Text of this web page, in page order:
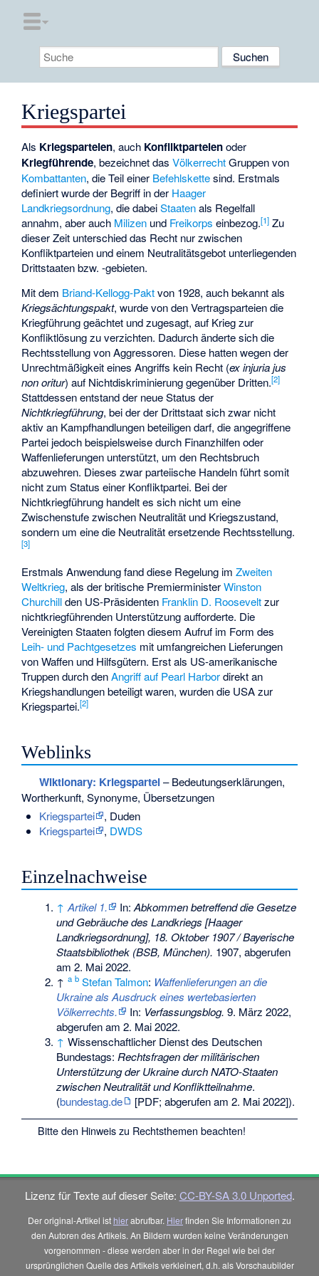
Kriegspartei
Als Kriegsparteien, auch Konfliktparteienoder
Kriegführende, bezeichnet dasVölkerrechtGruppen von
Kombattanten, die Teil einer Befehlskettesind. Erstmals
definiert wurde der Begriff in der Haager
Landkriegsordnung, die dabeiStaatenals Regelfall
annahm, aber auch Milizen und Freikorps einbezog.[1] Zu
dieser Zeit unterschied das Recht nur zwischen
Konfliktparteien und einem Neutralitätsgebot unterliegenden
Drittstaaten bzw. -gebieten.
Mit dem Briand-Kellogg-Paktvon 1928, auch bekannt als
Kriegsächtungspakt, wurde von den Vertragsparteien die
Kriegführung geächtet und zugesagt, auf Krieg zur
Konfliktlösung zu verzichten. Dadurch änderte sich die
Rechtsstellung von Aggressoren. Diese hatten wegen der
Unrechtmäßigkeit eines Angriffs kein Recht (ex injuria jus
non oritur) auf Nichtdiskriminierung gegenüber Dritten.[2]
Stattdessen entstand der neue Status der
Nichtkriegführung, bei der der Drittstaat sich zwar nicht
aktiv an Kampfhandlungen beteiligen darf, die angegriffene
Partei jedoch beispielsweise durch Finanzhilfen oder
Waffenlieferungen unterstützt, um den Rechtsbruch
abzuwehren. Dieses zwar parteiische Handeln führt somit
nicht zum Status einer Konfliktpartei. Bei der
Nichtkriegführung handelt es sich nicht um eine
Zwischenstufe zwischen Neutralität und Kriegszustand,
sondern um eine die Neutralität ersetzende Rechtsstellung.
[3]
Erstmals Anwendung fand diese Regelung imZweiten
Weltkrieg, als der britische PremierministerWinston
Churchillden US-Präsidenten Franklin D. Rooseveltzur
nichtkriegführenden Unterstützung aufforderte. Die
Vereinigten Staaten folgten diesem Aufruf im Form des
Leih- und Pachtgesetzes mit umfangreichen Lieferungen
von Waffen und Hilfsgütern. Erst als US-amerikanische
Truppen durch denAngriff auf Pearl Harbordirekt an
Kriegshandlungen beteiligt waren, wurden die USA zur
Kriegspartei.[2]
Weblinks
Wiktionary: Kriegspartei– Bedeutungserklärungen,
Wortherkunft, Synonyme, Übersetzungen
Kriegspartei
, Duden
Kriegspartei
, DWDS
Einzelnachweise
↑ Artikel 1. In:Abkommen betreffend die Gesetze
und Gebräuche des Landkriegs [Haager
Landkriegsordnung], 18. Oktober 1907 / Bayerische
Staatsbibliothek (BSB, München). 1907, abgerufen
am 2. Mai 2022.
↑a b Stefan Talmon: Waffenlieferungen an die
Ukraine als Ausdruck eines wertebasierten
Völkerrechts.
In: Verfassungsblog. 9. März 2022,
abgerufen am 2. Mai 2022.
↑ Wissenschaftlicher Dienst des Deutschen
Bundestags: Rechtsfragen der militärischen
Unterstützung der Ukraine durch NATO-Staaten
zwischen Neutralität und Konfliktteilnahme.
(bundestag.de
[PDF; abgerufen am 2. Mai 2022]).
Bitte den Hinweis zu Rechtsthemen beachten!
Lizenz für Texte auf dieser Seite: CC-BY-SA 3.0 Unported.
Der original-Artikel ist hierabrufbar. Hierfinden Sie Informationen zu
den Autoren des Artikels. An Bildern wurden keine Veränderungen
vorgenommen - diese werden aber in der Regel wie bei der
ursprünglichen Quelle des Artikels verkleinert, d.h. als Vorschaubilder